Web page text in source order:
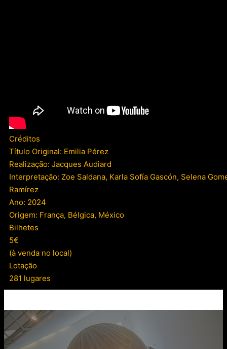
Créditos
Título Original: Emilia Pérez
Realização: Jacques Audiard
Interpretação: Zoe Saldana, Karla Sofía Gascón, Selena
Ramírez
Ano: 2024
Origem: França, Bélgica, México
Bilhetes
5€
(à venda no local)
Lotação
281 lugares